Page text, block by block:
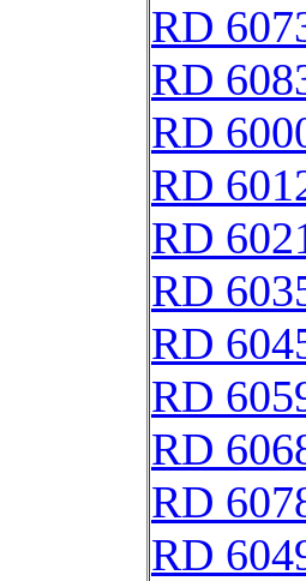
RD
RD
RD
RD
RD
RD
RD
RD
RD
RD
RD